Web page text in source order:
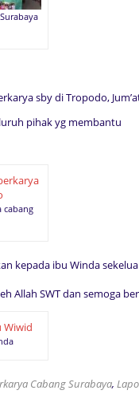
sby di Tropodo,
pihak yg membantu
cabang
kepada ibu Winda
Allah SWT dan semoga
Cabang Surabaya,